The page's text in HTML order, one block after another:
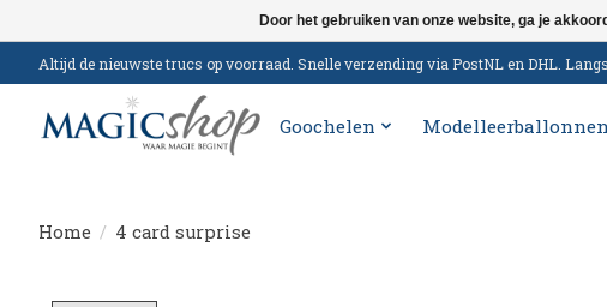
Altijd de nieuwste trucs op voorraad. Snelle verzending via PostNL en DHL.
Goochelen Modelleerballonnen
Home / 4 card surprise
Door het gebruiken van onze website, ga je